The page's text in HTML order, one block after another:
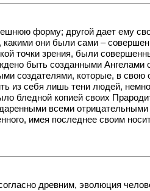
форму; другой дает ему
они были сами –
точки зрения, были
быть созданными Ангелами
создателями, которые, в
из себя лишь тени людей,
бледной копией своих
всеми
имея последнее своим
древним, эволюция